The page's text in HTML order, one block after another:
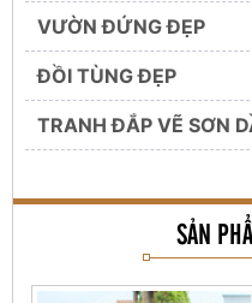
VƯỜN ĐỨNG ĐẸP
ĐỒI TÙNG ĐẸP
TRANH ĐẮP VẼ SƠN
SẢN